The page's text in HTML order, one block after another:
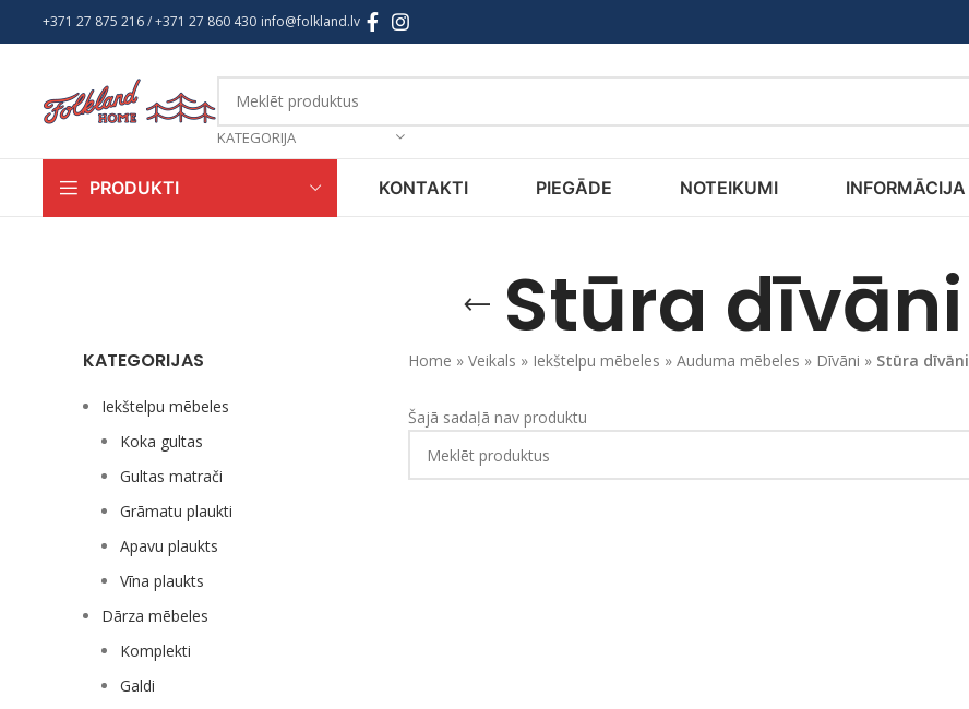
+371 27 875 216/ +371 27 860 430 info@folkland.lv
KATEGORIJA
PRODUKTI KONTAKTI PIEGĀDE NOTEIKUMI INFORMĀCIJA
Stūra dīvāni
KATEGORIJAS
Iekštelpu mēbeles
Koka gultas
Gultas matrači
Grāmatu plaukti
Apavu plaukts
Vīna plaukts
Dārza mēbeles
Komplekti
Galdi
Home » Veikals » Iekštelpu mēbeles » Auduma mēbeles » Dīvāni » Stūra dīvāni
Šajā sadaļā nav produktu